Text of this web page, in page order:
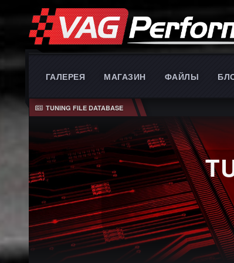
ГАЛЕРЕЯ МАГАЗИН ФАЙЛЫ
TUNING FILE DATABASE
Full reading